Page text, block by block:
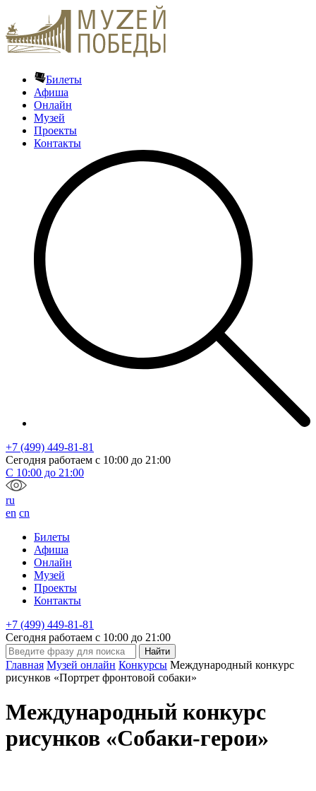
Билеты
Афиша
Онлайн
Музей
Проекты
Контакты
+7 (499) 449-81-81
Сегодня работаем с 10:00 до 21:00
С 10:00 до 21:00
ru
en cn
Билеты
Афиша
Онлайн
Музей
Проекты
Контакты
+7 (499) 449-81-81
Сегодня работаем с 10:00 до 21:00
Главная Музей онлайн Конкурсы Международный конкурс
рисунков «Портрет фронтовой собаки»
Международный конкурс
рисунков «Собаки-герои»